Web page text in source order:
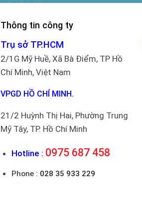
Thông tin công ty
Trụ sở TP.HCM
2/1G Mỹ Huề, Xã Bà Điểm, TP Hồ
Chí Minh, Việt Nam
VPGD HỒ CHÍ MINH.
21/2 Huỳnh Thị Hai, Phường Trung
Mỹ Tây, TP. Hồ Chí Minh
Hotline : 0975 687 458
Phone : 028 35 933 229